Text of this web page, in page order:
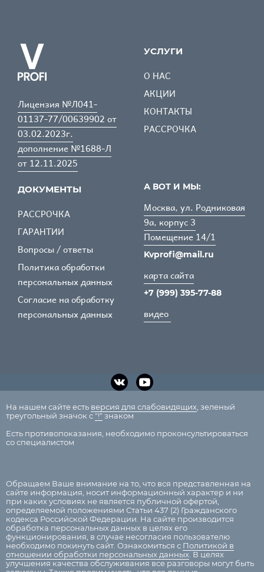
Лицензия №Л041-
01137-77/00639902 от
03.02.2023г.
дополнение №1688-Л
от 12.11.2025
УСЛУГИ
О НАС
АКЦИИ
КОНТАКТЫ
РАССРОЧКА
ДОКУМЕНТЫ
РАССРОЧКА
ГАРАНТИИ
Вопросы / ответы
Политика обработки
персональных данных
Согласие на обработку
персональных данных
А ВОТ И МЫ:
Москва, ул. Родниковая
9а, корпус 3
Помещение 14/1
Kvprofi@mail.ru
карта сайта
+7 (999) 395-77-88
видео
На нашем сайте есть версия для слабовидящих, зеленый
треугольный значок с "!" знаком
Есть противопоказания, необходимо проконсультироваться
со специалистом
Обращаем Ваше внимание на то, что вся представленная на
сайте информация, носит информационный характер и ни
при каких условиях не является публичной офертой,
определяемой положениями Статьи 437 (2) Гражданского
кодекса Российской Федерации. На сайте производится
обработка персональных данных в целях его
функционирования, в случае несогласия пользователю
необходимо покинуть сайт. Ознакомиться с Политикой в
отношении обработки персональных данных. В целях
улучшения качества обслуживания все разговоры могут быть